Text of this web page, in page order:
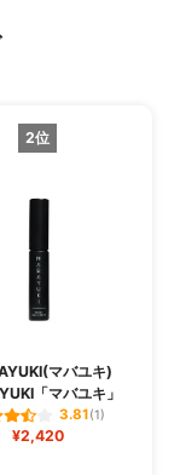
2位
マバユキ)
「マバユキ」
3.81(1)
¥2,420